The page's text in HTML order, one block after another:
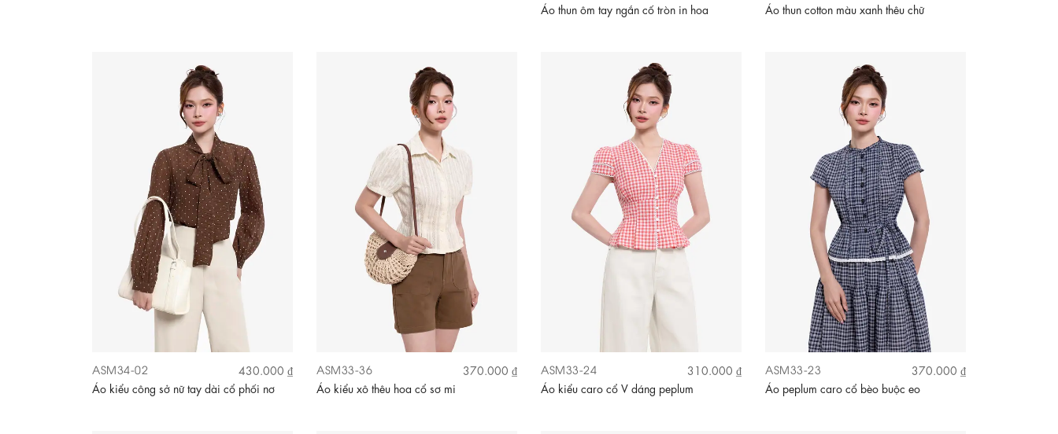
Áo thun ôm tay ngắn cố tròn in hoa
Áo thun cotton màu xanh thêu chữ
ASM34-02
430.000 ₫
Áo kiểu công sở nữ tay dài cổ phối nơ
ASM33-36
370.000 ₫
Áo kiểu xô thêu hoa cổ sơ mi
ASM33-24
310.000 ₫
Áo kiểu caro cổ V dáng peplum
ASM33-23
370.000 ₫
Áo peplum caro cổ bèo buộc eo